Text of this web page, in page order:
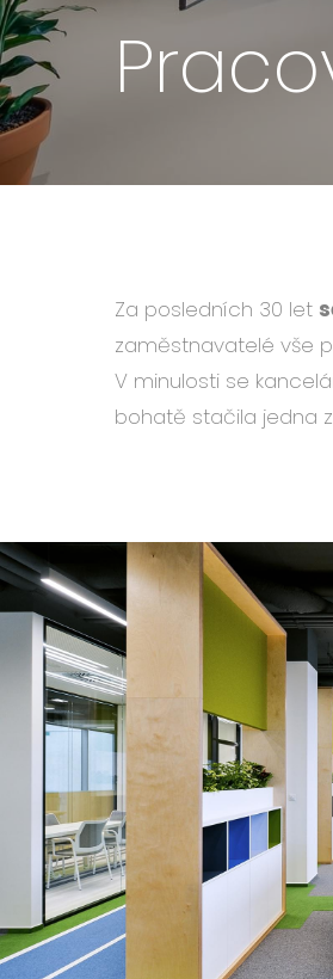
Za posledních 30 let
zaměstnavatelé vše
V minulosti se
bohatě stačila jedna